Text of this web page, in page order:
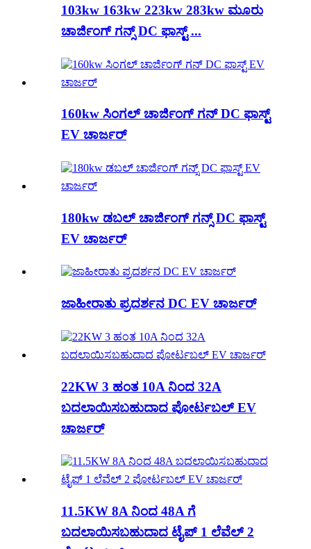
103kw 163kw 223kw 283kw ಮೂರು
ಚಾರ್ಜಿಂಗ್ ಗನ್ಸ್ DC ಫಾಸ್ಟ್ ...
160kw ಸಿಂಗಲ್ ಚಾರ್ಜಿಂಗ್ ಗನ್ DC ಫಾಸ್ಟ್
EV ಚಾರ್ಜರ್
180kw ಡಬಲ್ ಚಾರ್ಜಿಂಗ್ ಗನ್ಸ್ DC ಫಾಸ್ಟ್
EV ಚಾರ್ಜರ್
ಜಾಹೀರಾತು ಪ್ರದರ್ಶನ DC EV ಚಾರ್ಜರ್
22KW 3 ಹಂತ 10A ನಿಂದ 32A
ಬದಲಾಯಿಸಬಹುದಾದ ಪೋರ್ಟಬಲ್ EV
ಚಾರ್ಜರ್
11.5KW 8A ನಿಂದ 48A ಗೆ
ಬದಲಾಯಿಸಬಹುದಾದ ಟೈಪ್ 1 ಲೆವೆಲ್ 2